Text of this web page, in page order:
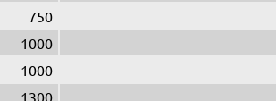
750
1000
1000
1300